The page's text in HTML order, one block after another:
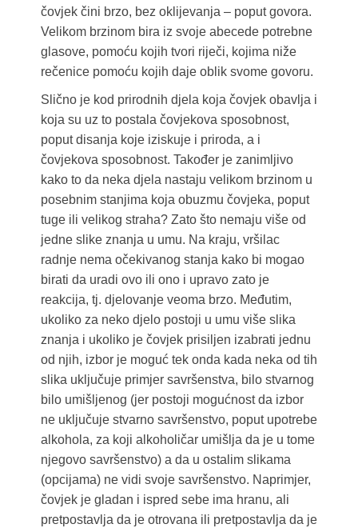
čovjek čini brzo, bez oklijevanja – poput govora.
Velikom brzinom bira iz svoje abecede potrebne
glasove, pomoću kojih tvori riječi, kojima niže
rečenice pomoću kojih daje oblik svome govoru.
Slično je kod prirodnih djela koja čovjek obavlja i
koja su uz to postala čovjekova sposobnost,
poput disanja koje iziskuje i priroda, a i
čovjekova sposobnost. Također je zanimljivo
kako to da neka djela nastaju velikom brzinom u
posebnim stanjima koja obuzmu čovjeka, poput
tuge ili velikog straha? Zato što nemaju više od
jedne slike znanja u umu. Na kraju, vršilac
radnje nema očekivanog stanja kako bi mogao
birati da uradi ovo ili ono i upravo zato je
reakcija, tj. djelovanje veoma brzo. Međutim,
ukoliko za neko djelo postoji u umu više slika
znanja i ukoliko je čovjek prisiljen izabrati jednu
od njih, izbor je moguć tek onda kada neka od tih
slika uključuje primjer savršenstva, bilo stvarnog
bilo umišljenog (jer postoji mogućnost da izbor
ne uključuje stvarno savršenstvo, poput upotrebe
alkohola, za koji alkoholičar umišlja da je u tome
njegovo savršenstvo) a da u ostalim slikama
(opcijama) ne vidi svoje savršenstvo. Naprimjer,
čovjek je gladan i ispred sebe ima hranu, ali
pretpostavlja da je otrovana ili pretpostavlja da je